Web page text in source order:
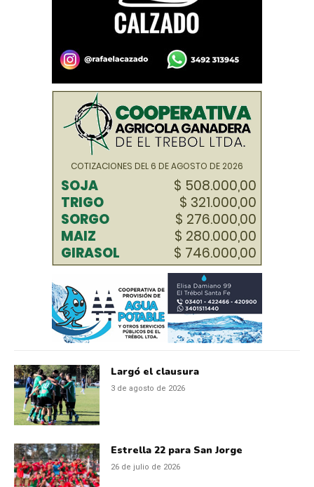
Largó el clausura
3 de agosto de 2026
Estrella 22 para San Jorge
26 de julio de 2026